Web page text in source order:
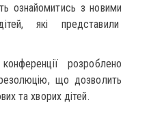
ознайомитись з новими
які представили
розроблено
що дозволить
та хворих дітей.